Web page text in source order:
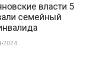
власти 5
семейный
2024